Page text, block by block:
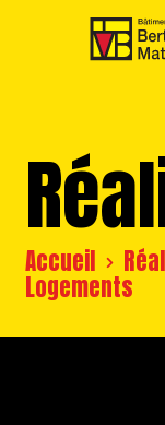
Accueil
Logements